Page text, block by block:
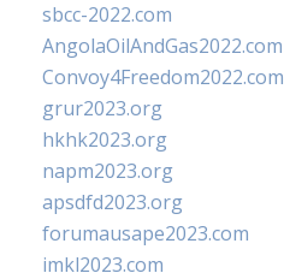
sbcc-2022.com
AngolaOilAndGas2022.com
Convoy4Freedom2022.com
grur2023.org
hkhk2023.org
napm2023.org
apsdfd2023.org
forumausape2023.com
imkl2023.com